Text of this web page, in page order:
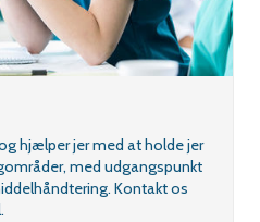
hjælper jer med at holde jer
med udgangspunkt
Kontakt os